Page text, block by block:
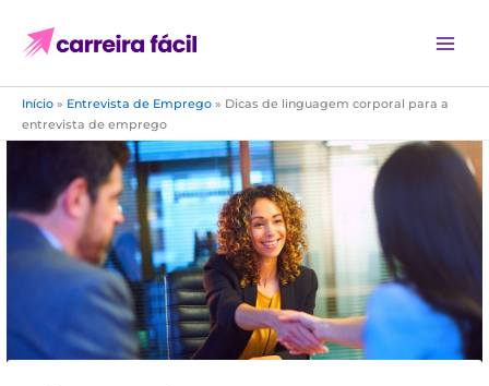
para
conteúdo
Início » Entrevista de Emprego » Dicas de linguagem corporal para a
entrevista de emprego